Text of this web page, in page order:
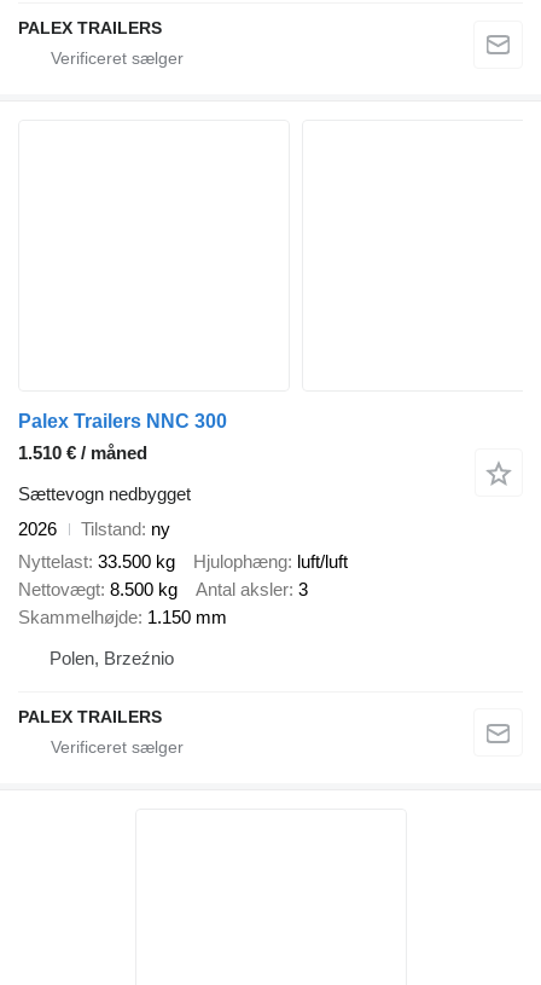
PALEX TRAILERS
Palex Trailers NNC 300
1.510 € / måned
Sættevogn nedbygget
2026
Tilstand ny
Nyttelast 33.500 kg Hjulophæng luft/luft
Nettovægt 8.500 kg Antal aksler 3
Skammelhøjde 1.150 mm
Polen, Brzeźnio
PALEX TRAILERS